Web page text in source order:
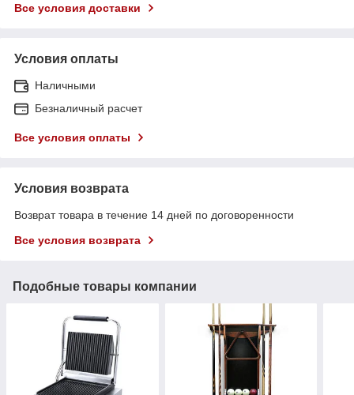
Все условия доставки
Условия оплаты
Наличными
Безналичный расчет
Все условия оплаты
Условия возврата
Возврат товара в течение 14 дней по договоренности
Все условия возврата
Подобные товары компании